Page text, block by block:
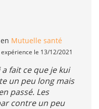
en Mutuelle santé
le 13/12/2021
fait ce que je kui
un peu long mais
passé. Les
contre un peu